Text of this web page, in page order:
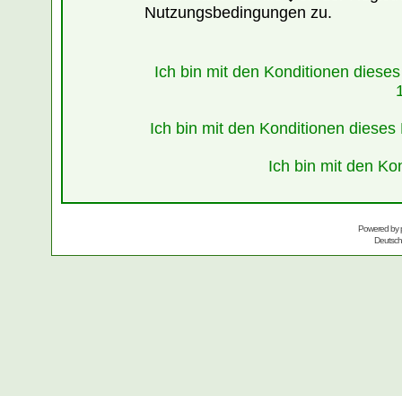
Nutzungsbedingungen zu.
Ich bin mit den Konditionen
Ich bin mit den Konditionen
Ich bin mit den
Powered by